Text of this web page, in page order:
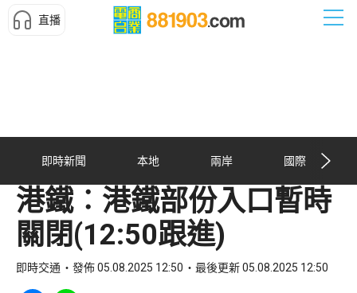
直播
即時新聞 本地 兩岸 國際
港鐵︰港鐵部份入口暫時
關閉(12:50跟進)
即時交通 發佈 05.08.2025 12:50 最後更新 05.08.2025 12:50
Share to Facebook
Share to WhatsApp